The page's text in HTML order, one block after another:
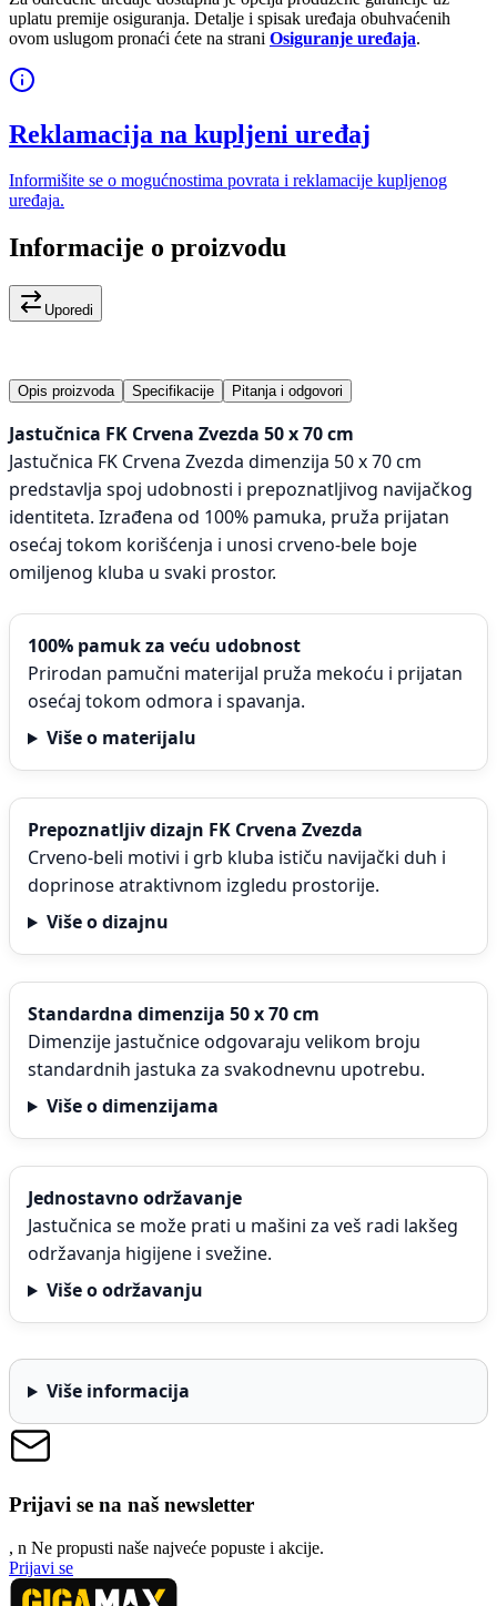
uplatu premije osiguranja. Detalje i spisak uređaja obuhvaćenih
ovom uslugom pronaći ćete na strani Osiguranje uređaja.
Reklamacija na kupljeni uređaj
Informišite se o mogućnostima povrata i reklamacije kupljenog
uređaja.
Informacije o proizvodu
Uporedi
Opis proizvoda Specifikacije Pitanja i odgovori
Jastučnica FK Crvena Zvezda 50 x 70 cm
Jastučnica FK Crvena Zvezda dimenzija 50 x 70 cm
predstavlja spoj udobnosti i prepoznatljivog navijačkog
identiteta. Izrađena od 100% pamuka, pruža prijatan
osećaj tokom korišćenja i unosi crveno-bele boje
omiljenog kluba u svaki prostor.
100% pamuk za veću udobnost
Prirodan pamučni materijal pruža mekoću i prijatan
osećaj tokom odmora i spavanja.
Više o materijalu
Prepoznatljiv dizajn FK Crvena Zvezda
Crveno-beli motivi i grb kluba ističu navijački duh i
doprinose atraktivnom izgledu prostorije.
Više o dizajnu
Standardna dimenzija 50 x 70 cm
Dimenzije jastučnice odgovaraju velikom broju
standardnih jastuka za svakodnevnu upotrebu.
Više o dimenzijama
Jednostavno održavanje
Jastučnica se može prati u mašini za veš radi lakšeg
održavanja higijene i svežine.
Više o održavanju
Više informacija
Prijavi se na naš newsletter
, n Ne propusti naše najveće popuste i akcije.
Prijavi se